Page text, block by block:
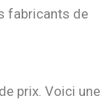
fabricants de
prix. Voici une